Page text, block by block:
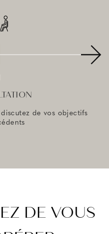
de vos objectifs
DE VOUS